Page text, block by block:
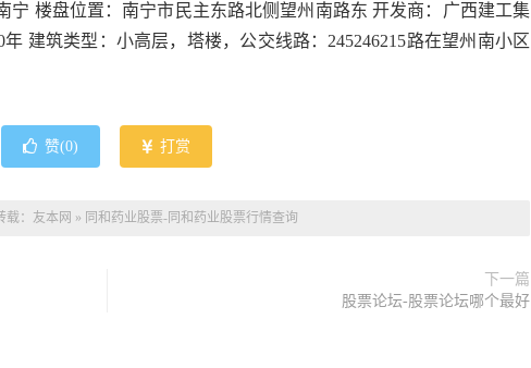
宁 楼盘位置：南宁市民主东路北侧望州南路东 开发商：广西建工集
建筑类型：小高层，塔楼，公交线路：245246215路在望州南小区
赞(0) 打赏
： 友本网 » 同和药业股票-同和药业股票行情查询
下一篇
股票论坛-股票论坛哪个最好